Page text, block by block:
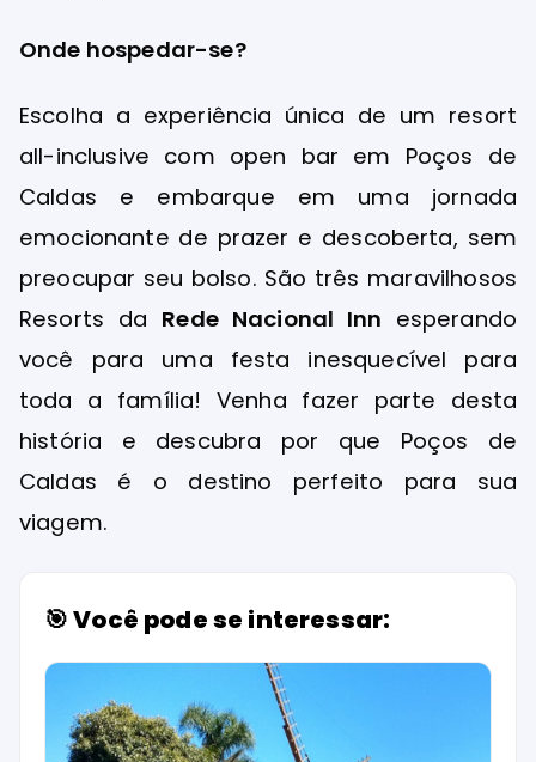
Onde hospedar-se?
Escolha a experiência única de um resort
all-inclusive com open bar em Poços de
Caldas e embarque em uma jornada
emocionante de prazer e descoberta, sem
preocupar seu bolso. São três maravilhosos
Resorts da Rede Nacional Inn esperando
você para uma festa inesquecível para
toda a família! Venha fazer parte desta
história e descubra por que Poços de
Caldas é o destino perfeito para sua
viagem.
🎯 Você pode se interessar: